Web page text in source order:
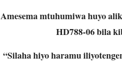
Amesema mtuhumiwa huyo
HD788-06 bila
“Silaha hiyo haramu